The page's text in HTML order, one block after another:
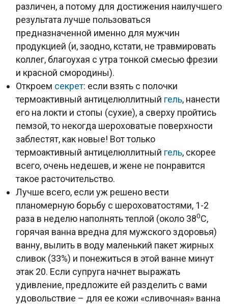
различен, а потому для достижения наилучшего
результата лучше пользоваться
предназначенной именно для мужчин
продукцией (и, заодно, кстати, не травмировать
коллег, благоухая с утра тонкой смесью фрезии
и красной смородины).
Откроем секрет: если взять с полочки
термоактивный антицелюллитный гель, нанести
его на локти и стопы (сухие), а сверху пройтись
пемзой, то некогда шероховатые поверхности
заблестят, как новые! Вот только
термоактивный антицелюллитный гель, скорее
всего, очень недешев, и жене не понравится
такое расточительство.
Лучше всего, если уж решено вести
планомерную борьбу с шероховатостями, 1-2
раза в неделю наполнять теплой (около 380С,
горячая ванна вредна для мужского здоровья)
ванну, вылить в воду маленький пакет жирных
сливок (33%) и понежиться в этой ванне минут
этак 20. Если супруга начнет выражать
удивление, предложите ей разделить с вами
удовольствие – для ее кожи «сливочная» ванна